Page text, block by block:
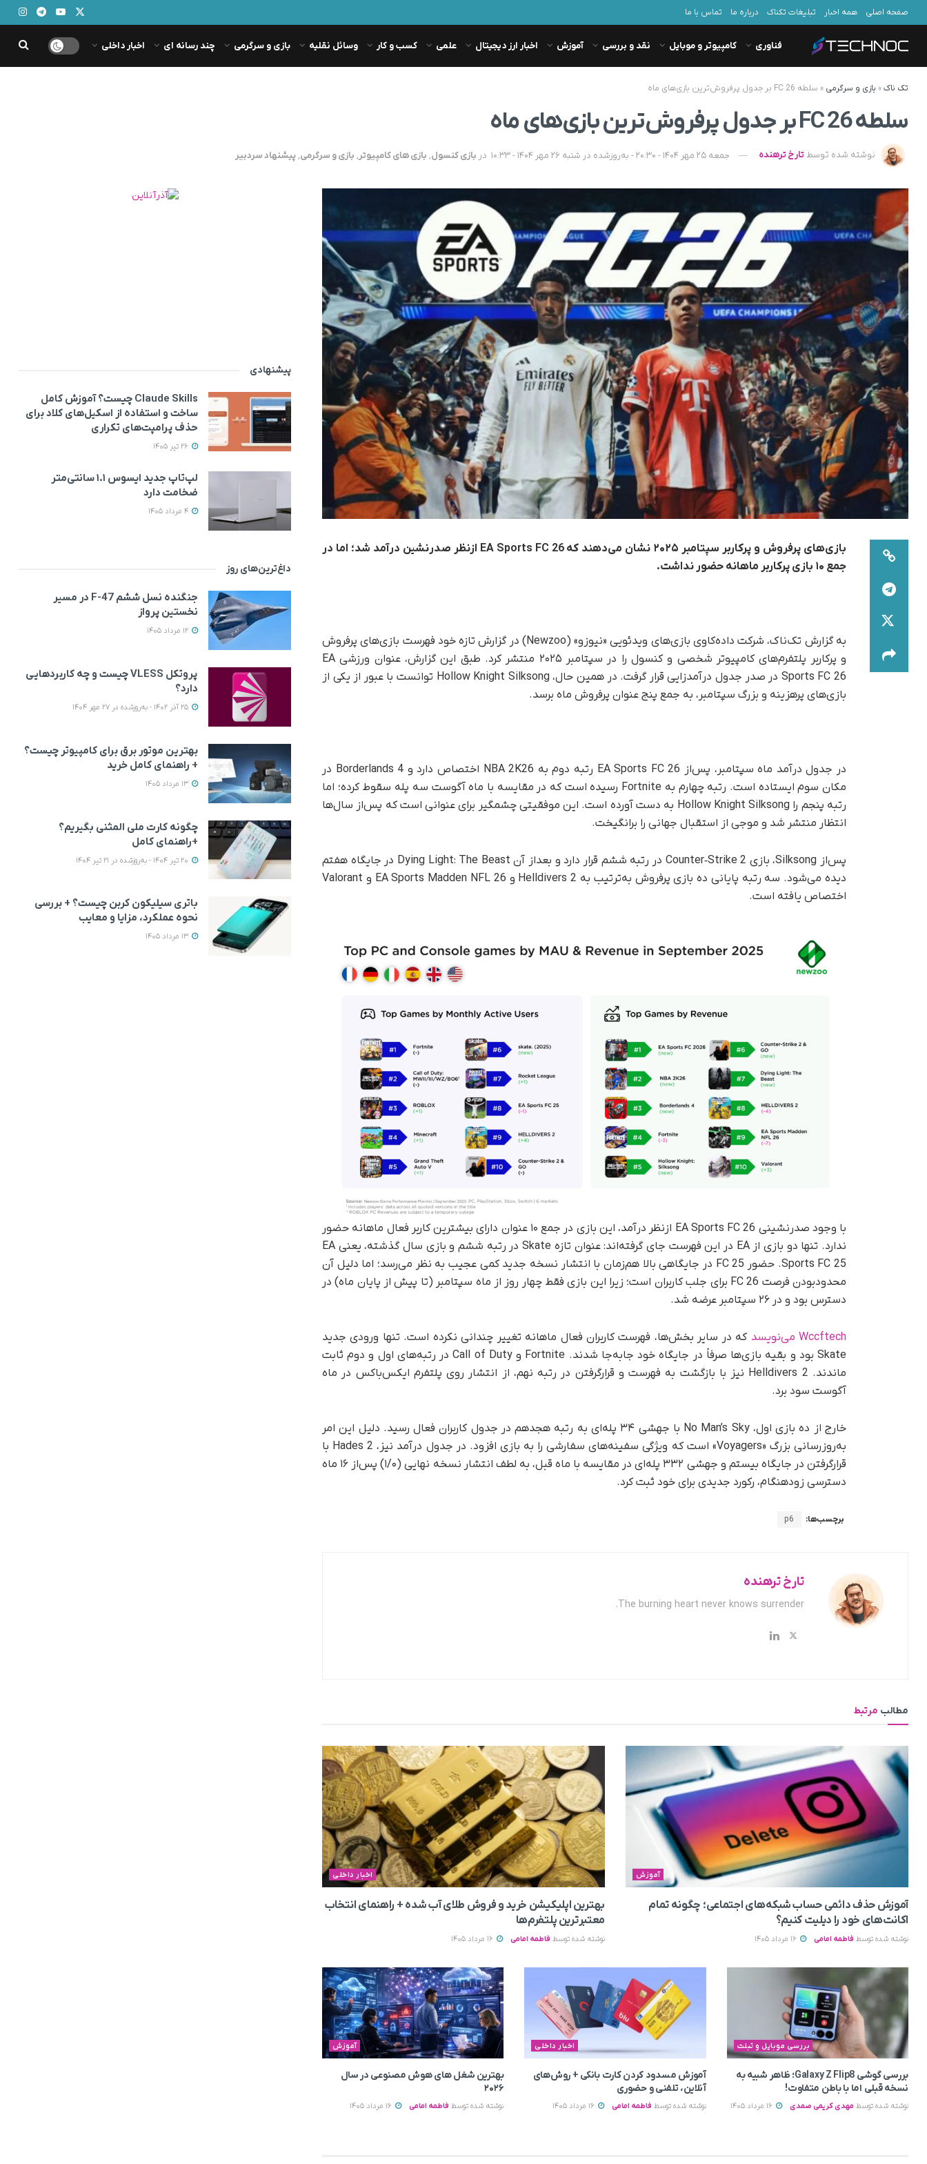
صفحه اصلی همه اخبار تبلیغات تکناک درباره ما تماس با ما
فناوری کامپیوتر و موبایل نقد و بررسی آموزش اخبار ارز دیجیتال علمی کسب و کار وسائل نقلیه بازی و سرگرمی چند رسانه ای اخبار داخلی
تک ناک» بازی و سرگرمی » سلطه FC 26 بر جدول پرفروش‌ترین بازی‌های ماه
سلطه FC 26 بر جدول پرفروش‌ترین بازی‌های ماه
نوشته شده توسط تارخ ترهنده جمعه 25 مهر 1404 - 20:30 - به‌روزشده در شنبه 26 مهر 1404 - 10:33 در بازی کنسول, بازی های کامپیوتر, بازی و سرگرمی,پیشنهاد سردبیر
بازی‌های پرفروش و پرکاربر سپتامبر ۲۰۲۵ نشان می‌دهند که EA Sports FC 26 ازنظر صدرنشین درآمد شد؛ اما در
جمع ۱۰ بازی پرکاربر ماهانه حضور نداشت.
به گزارش تک‌ناک، شرکت داده‌کاوی بازی‌های ویدئویی «نیوزو» (Newzoo) در گزارش تازه خود فهرست بازی‌های پرفروش
و پرکاربر پلتفرم‌های کامپیوتر شخصی و کنسول را در سپتامبر ۲۰۲۵ منتشر کرد. طبق این گزارش، عنوان ورزشی EA
Sports FC 26 در صدر جدول درآمدزایی قرار گرفت. در همین حال، Hollow Knight Silksong توانست با عبور از یکی از
بازی‌های پرهزینه و بزرگ سپتامبر، به جمع پنج عنوان پرفروش ماه برسد.
در جدول درآمد ماه سپتامبر، پس‌از EA Sports FC 26 رتبه دوم به NBA 2K26 اختصاص دارد و Borderlands 4 در
مکان سوم ایستاده است. رتبه چهارم به Fortnite رسیده است که در مقایسه با ماه آگوست سه پله سقوط کرده؛ اما
رتبه پنجم را Hollow Knight Silksong به دست آورده است. این موفقیتی چشمگیر برای عنوانی است که پس‌از سال‌ها
انتظار منتشر شد و موجی از استقبال جهانی را برانگیخت.
پس‌از Silksong، بازی Counter‑Strike 2 در رتبه ششم قرار دارد و بعداز آن Dying Light: The Beast در جایگاه هفتم
دیده می‌شود. سه رتبه پایانی ده بازی پرفروش به‌ترتیب به Helldivers 2 و EA Sports Madden NFL 26 و Valorant
اختصاص یافته است.
با وجود صدرنشینی EA Sports FC 26 ازنظر درآمد، این بازی در جمع ۱۰ عنوان دارای بیشترین کاربر فعال ماهانه حضور
ندارد. تنها دو بازی از EA در این فهرست جای گرفته‌اند: عنوان تازه Skate در رتبه ششم و بازی سال گذشته، یعنی EA
Sports FC 25. حضور FC 25 در جایگاهی بالا هم‌زمان با انتشار نسخه جدید کمی عجیب به نظر می‌رسد؛ اما دلیل آن
محدودبودن فرصت FC 26 برای جلب کاربران است؛ زیرا این بازی فقط چهار روز از ماه سپتامبر (تا پیش از پایان ماه) در
دسترس بود و در ۲۶ سپتامبر عرضه شد.
Wccftech می‌نویسد
که در سایر بخش‌ها، فهرست کاربران فعال ماهانه تغییر چندانی نکرده است. تنها ورودی جدید
Skate بود و بقیه بازی‌ها صرفاً در جایگاه خود جابه‌جا شدند. Fortnite و Call of Duty در رتبه‌های اول و دوم ثابت
ماندند. Helldivers 2 نیز با بازگشت به فهرست و قرارگرفتن در رتبه نهم، از انتشار روی پلتفرم ایکس‌باکس در ماه
آگوست سود برد.
خارج از ده بازی اول، No Man’s Sky با جهشی ۳۴ پله‌ای به رتبه هجدهم در جدول کاربران فعال رسید. دلیل این امر
به‌روزرسانی بزرگ «Voyagers» است که ویژگی سفینه‌های سفارشی را به بازی افزود. در جدول درآمد نیز، Hades 2 با
قرارگرفتن در جایگاه بیستم و جهشی ۳۳۲ پله‌ای در مقایسه با ماه قبل، به لطف انتشار نسخه نهایی (۱/۰) پس‌از ۱۶ ماه
دسترسی زودهنگام، رکورد جدیدی برای خود ثبت کرد.
برچسب‌ها: p6
تارخ ترهنده
The burning heart never knows surrender.
مطالب مرتبط
آموزش
آموزش حذف دائمی حساب شبکه‌های اجتماعی؛ چگونه تمام
اکانت‌های خود را دیلیت کنیم؟
نوشته شده توسط فاطمه امامی
اخبار داخلی
بهترین اپلیکیشن خرید و فروش طلای آب شده + راهنمای انتخاب
معتبرترین پلتفرم‌ها
نوشته شده توسط فاطمه امامی
بررسی موبایل و تبلت
بررسی گوشی Galaxy Z Flip8؛ ظاهر شبیه به
نسخه قبلی اما با باطن متفاوت!
نوشته شده توسط مهدی کریمی صمدی
اخبار داخلی
آموزش مسدود کردن کارت بانکی + روش‌های
آنلاین، تلفنی و حضوری
نوشته شده توسط فاطمه امامی
آموزش
بهترین شغل های هوش مصنوعی در سال
۲۰۲۶
نوشته شده توسط فاطمه امامی
پیشنهادی
Claude Skills چیست؟ آموزش کامل
ساخت و استفاده از اسکیل‌های کلاد برای
حذف پرامپت‌های تکراری
لپ‌تاپ جدید ایسوس ۱.۱ سانتی‌متر
ضخامت دارد
داغ‌ترین‌های روز
جنگنده نسل ششم F-47 در مسیر
نخستین پرواز
پروتکل VLESS چیست و چه کاربردهایی
دارد؟
بهترین موتور برق برای کامپیوتر چیست؟
+ راهنمای کامل خرید
چگونه کارت ملی المثنی بگیریم؟
+راهنمای کامل
باتری سیلیکون کربن چیست؟ + بررسی
نحوه عملکرد، مزایا و معایب